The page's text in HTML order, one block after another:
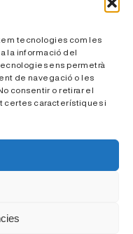
tecnologies com les
la informació del
ens permetrà
de navegació o les
consentir o retirar el
certes característiques i
|Avís Legal i Política de